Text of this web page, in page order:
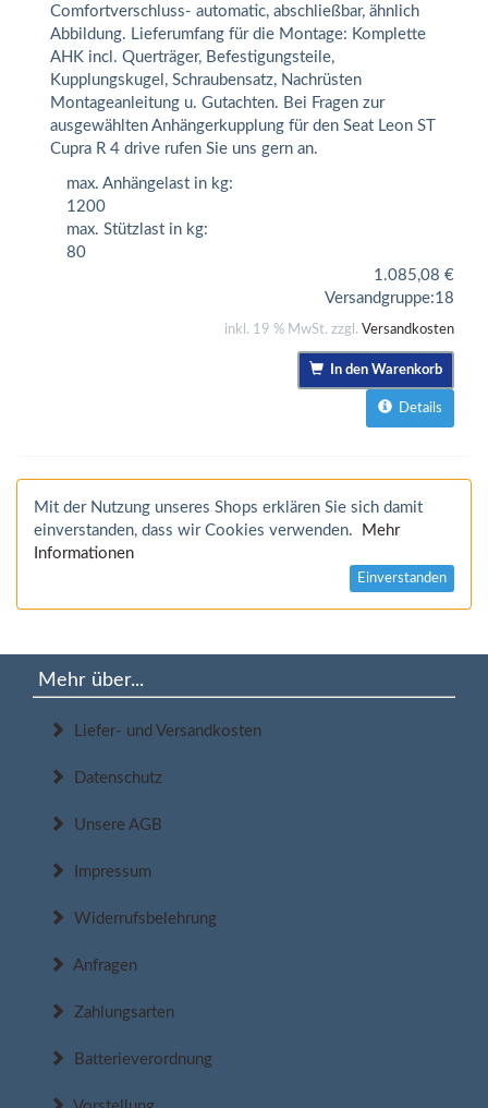
Comfortverschluss- automatic, abschließbar, ähnlich
Abbildung. Lieferumfang für die Montage: Komplette
AHK incl. Querträger, Befestigungsteile,
Kupplungskugel, Schraubensatz, Nachrüsten
Montageanleitung u. Gutachten. Bei Fragen zur
ausgewählten Anhängerkupplung für den Seat Leon ST
Cupra R 4 drive rufen Sie uns gern an.
max. Anhängelast in kg:
1200
max. Stützlast in kg:
80
1.085,08 €
Versandgruppe:18
inkl. 19 % MwSt. zzgl. Versandkosten
In den Warenkorb
Details
Mit der Nutzung unseres Shops erklären Sie sich damit
einverstanden, dass wir Cookies verwenden.
Mehr
Informationen
Einverstanden
Mehr über...
Liefer- und Versandkosten
Datenschutz
Unsere AGB
Impressum
Widerrufsbelehrung
Anfragen
Zahlungsarten
Batterieverordnung